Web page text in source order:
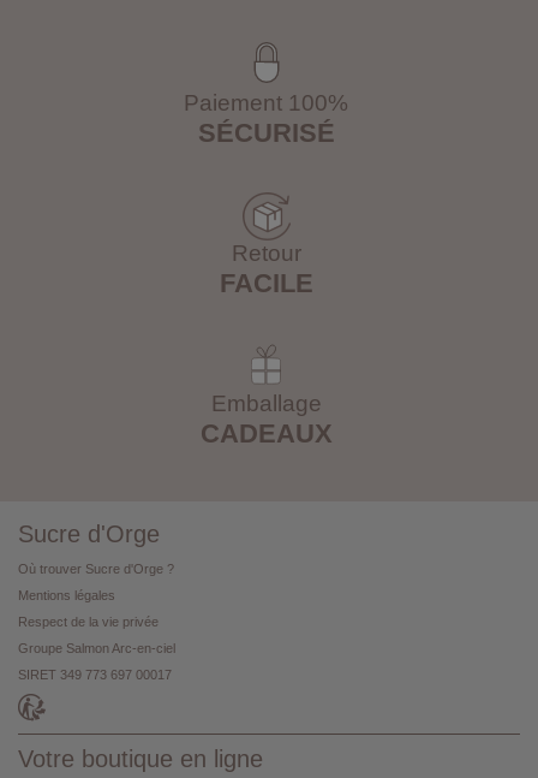
Paiement 100%
SÉCURISÉ
Retour
FACILE
Emballage
CADEAUX
Sucre d'Orge
Où trouver Sucre d'Orge ?
Mentions légales
Respect de la vie privée
Groupe Salmon Arc-en-ciel
SIRET 349 773 697 00017
Votre boutique en ligne